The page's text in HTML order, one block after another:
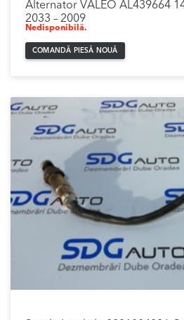
Alternator VALEO AL439664
2033 – 2009
Nedisponibilă.
COMANDĂ PIESĂ NOUĂ